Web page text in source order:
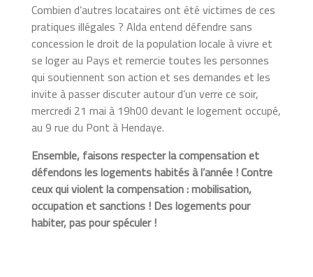
Combien d’autres locataires ont été victimes de ces
pratiques illégales ? Alda entend défendre sans
concession le droit de la population locale à vivre et
se loger au Pays et remercie toutes les personnes
qui soutiennent son action et ses demandes et les
invite à passer discuter autour d’un verre ce soir,
mercredi 21 mai à 19h00 devant le logement occupé,
au 9 rue du Pont à Hendaye.
Ensemble, faisons respecter la compensation et
défendons les logements habités à l’année ! Contre
ceux qui violent la compensation : mobilisation,
occupation et sanctions ! Des logements pour
habiter, pas pour spéculer !